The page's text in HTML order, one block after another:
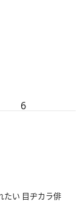
6
たい 目ヂカラ俳